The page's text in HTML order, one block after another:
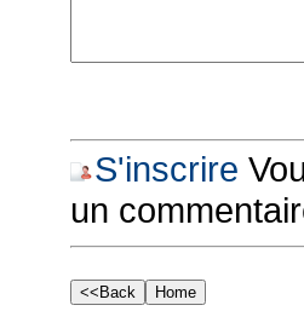
S'inscrire
un